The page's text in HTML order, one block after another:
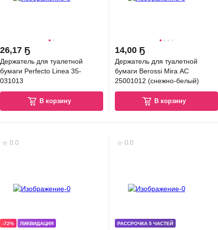
26,17 Ҕ
Держатель для туалетной
бумаги Perfecto Linea 35-
031013
В корзину
14,00 Ҕ
Держатель для туалетной
бумаги Berossi Mira АС
25001012 (снежно-белый)
В корзину
0.0
-72% ЛИКВИДАЦИЯ
0.0
РАССРОЧКА 5 ЧАСТЕЙ